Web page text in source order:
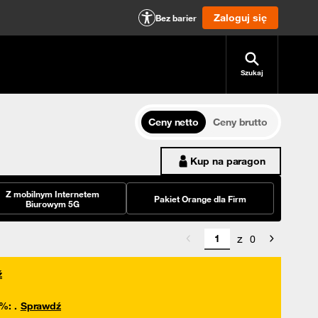
Bez barier Zaloguj się
Szukaj
Ceny netto
Ceny brutto
Kup na paragon
Z mobilnym Internetem
Biurowym 5G
Pakiet Orange dla Firm
z 0
: . Sprawdź